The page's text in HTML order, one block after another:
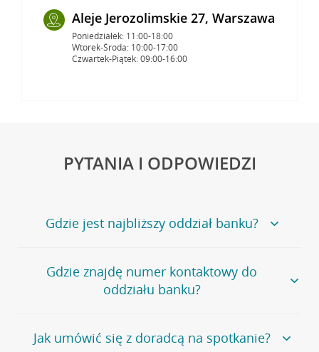
Aleje Jerozolimskie 27, Warszawa
Poniedziałek: 11:00-18:00
Wtorek-Środa: 10:00-17:00
Czwartek-Piątek: 09:00-16:00
PYTANIA I ODPOWIEDZI
Gdzie jest najbliższy oddział banku?
Jeśli szukasz oddziału naszego banku, zapraszamy na
stronęPlacówki i bankomaty, na której znajduje się
wygodna wyszukiwarka.
oddziałów
Gdzie znajdę numer kontaktowy do
oddziału banku?
Bank Credit Agricole nie udostępnia ogólnego numeru
telefonu do placówki bankowej.
Jak umówić się z doradcą na spotkanie?